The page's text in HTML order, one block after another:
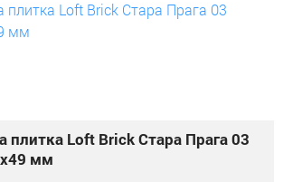
плитка Loft Brick Стара Прага 03
мм